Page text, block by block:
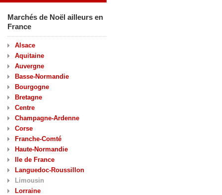
Marchés de Noël ailleurs en
France
Alsace
Aquitaine
Auvergne
Basse-Normandie
Bourgogne
Bretagne
Centre
Champagne-Ardenne
Corse
Franche-Comté
Haute-Normandie
Ile de France
Languedoc-Roussillon
Limousin
Lorraine